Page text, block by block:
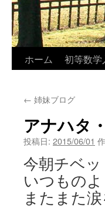
テ
ン
ツ
へ
ホーム 初等数学
← 姉妹ブログ
アナハタ
投稿日: 2015/06/01
今朝チベ
いつもの
またまた涙